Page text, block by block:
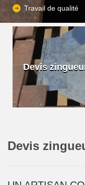
Travail de qualité
Devis
Devis